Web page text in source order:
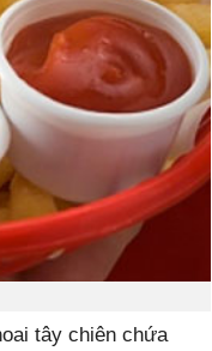
tây chiên chứa